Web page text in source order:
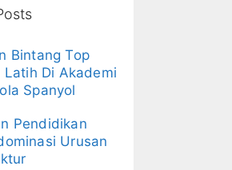
Bintang Top
Latih Di Akademi
Spanyol
Pendidikan
Urusan